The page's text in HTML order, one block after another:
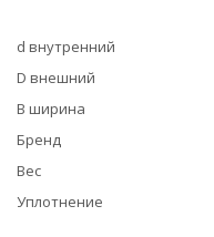
d внутренний
D внешний
B ширина
Бренд
Вес
Уплотнение